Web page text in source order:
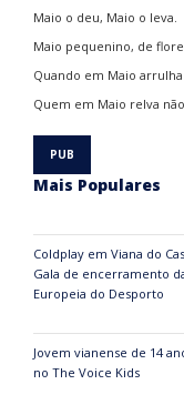
Maio o deu, Maio o leva.
Maio pequenino, de
Quando em Maio
Quem em Maio relva
Mais Populares
Coldplay em Viana do
Gala de encerramento
Europeia do Desporto
Jovem vianense de 14
no The Voice Kids